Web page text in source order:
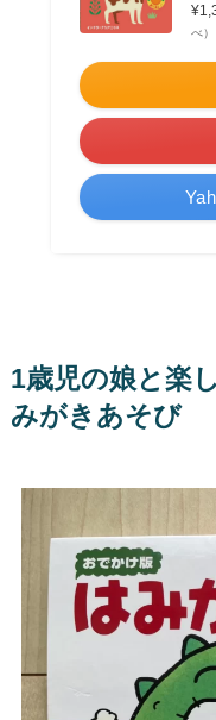
べ）
1歳児の娘と楽
みがきあそび